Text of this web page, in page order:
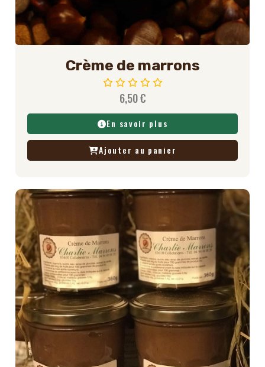
Crème de marrons
6,50€
En savoir plus
Ajouter au panier